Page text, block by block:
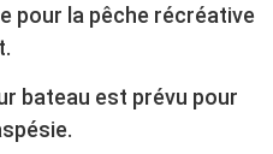
pour la pêche récréative
bateau est prévu pour